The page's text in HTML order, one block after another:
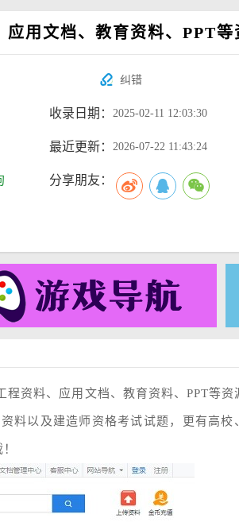
用文档、教育资料、PPT等
纠错
收录日期： 2025-02-11 12:03:30
最近更新： 2026-07-22 11:43:24
分享朋友：
资料、应用文档、教育资料、PPT等资
料以及建造师资格考试试题，更有高校